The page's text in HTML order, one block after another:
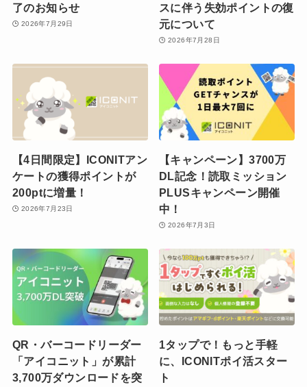
了のお知らせ
2026年7月29日
スに伴う失効ポイントの復
元について
2026年7月28日
【4日間限定】ICONITアン
ケートの獲得ポイントが
200ptに増量！
2026年7月23日
【キャンペーン】3700万
DL記念！読取ミッション
PLUSキャンペーン開催
中！
2026年7月3日
QR・バーコードリーダー
「アイコニット」が累計
3,700万ダウンロードを突
1タップで！もっと手軽
に、ICONITポイ活スター
ト